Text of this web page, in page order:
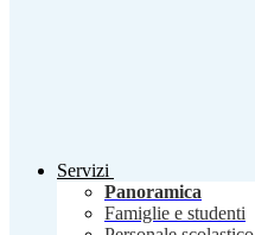
Servizi
Panoramica
Famiglie e studenti